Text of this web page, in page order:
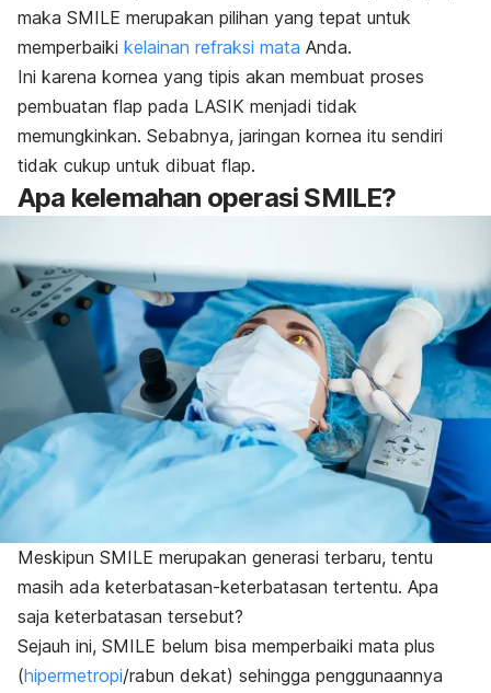
maka SMILE merupakan pilihan yang tepat untuk
memperbaiki kelainan refraksi mata Anda.
Ini karena kornea yang tipis akan membuat proses
pembuatan flap pada LASIK menjadi tidak
memungkinkan. Sebabnya, jaringan kornea itu sendiri
tidak cukup untuk dibuat flap.
Apa kelemahan operasi SMILE?
Meskipun SMILE merupakan generasi terbaru, tentu
masih ada keterbatasan-keterbatasan tertentu. Apa
saja keterbatasan tersebut?
Sejauh ini, SMILE belum bisa memperbaiki mata plus
(hipermetropi/rabun dekat) sehingga penggunaannya